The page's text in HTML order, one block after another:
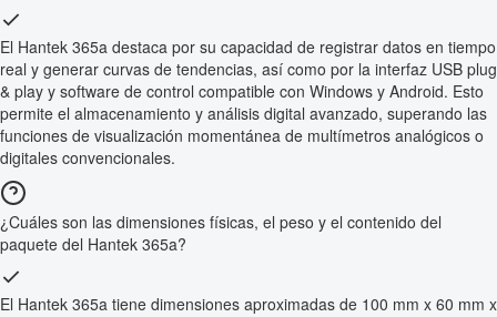
El Hantek 365a destaca por su capacidad de registrar datos en tiempo
real y generar curvas de tendencias, así como por la interfaz USB plug
& play y software de control compatible con Windows y Android. Esto
permite el almacenamiento y análisis digital avanzado, superando las
funciones de visualización momentánea de multímetros analógicos o
digitales convencionales.
¿Cuáles son las dimensiones físicas, el peso y el contenido del
paquete del Hantek 365a?
El Hantek 365a tiene dimensiones aproximadas de 100 mm x 60 mm x